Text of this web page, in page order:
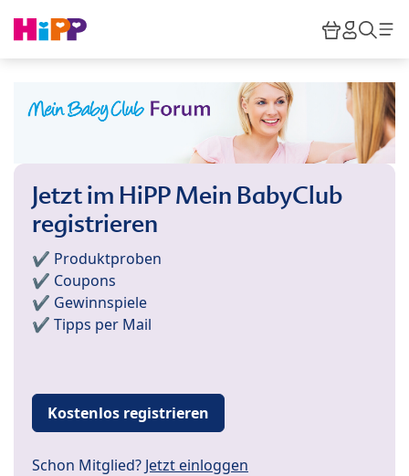
HiPP
Jetzt im HiPP Mein BabyClub
registrieren
✔️ Produktproben
✔️ Coupons
✔️ Gewinnspiele
✔️ Tipps per Mail
Kostenlos registrieren
Schon Mitglied? Jetzt einloggen